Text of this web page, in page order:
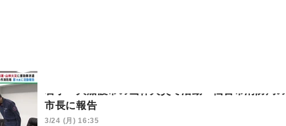
岩手・大船渡市の山林火災で活動 仙台市消防局
市長に報告
3/24 (月) 16:35